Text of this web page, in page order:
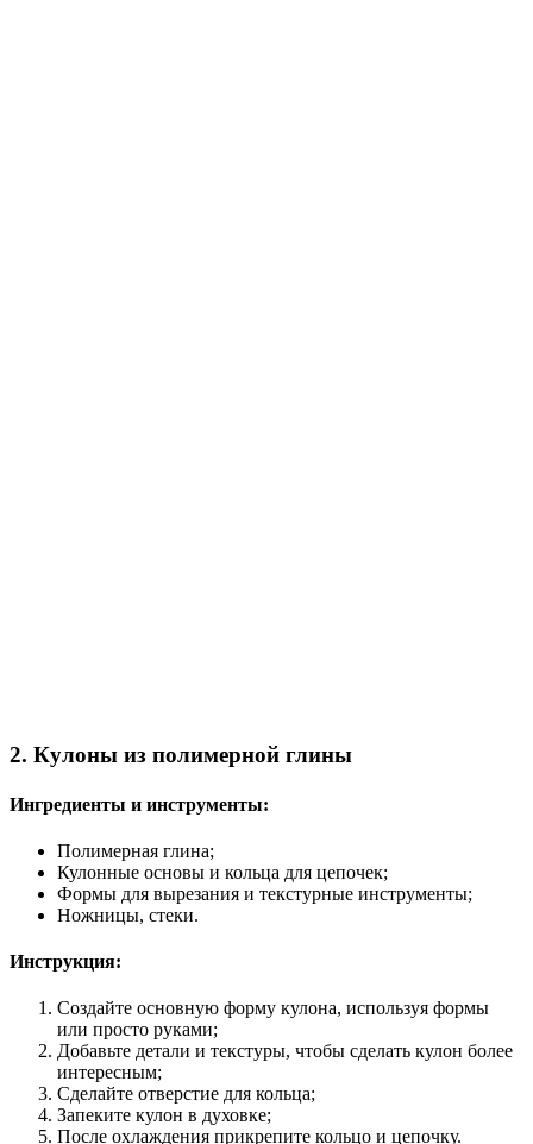
2. Кулоны из полимерной глины
Ингредиенты и инструменты:
Полимерная глина;
Кулонные основы и кольца для цепочек;
Формы для вырезания и текстурные инструменты;
Ножницы, стеки.
Инструкция:
Создайте основную форму кулона, используя формы
или просто руками;
Добавьте детали и текстуры, чтобы сделать кулон более
интересным;
Сделайте отверстие для кольца;
Запеките кулон в духовке;
После охлаждения прикрепите кольцо и цепочку.